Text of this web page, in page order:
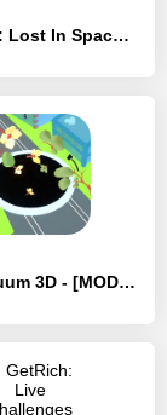
Nyan Cat: Lost In Space - [MOD Бесконечные деньги]
Hole Vacuum 3D - [MOD Бесконечные деньги]